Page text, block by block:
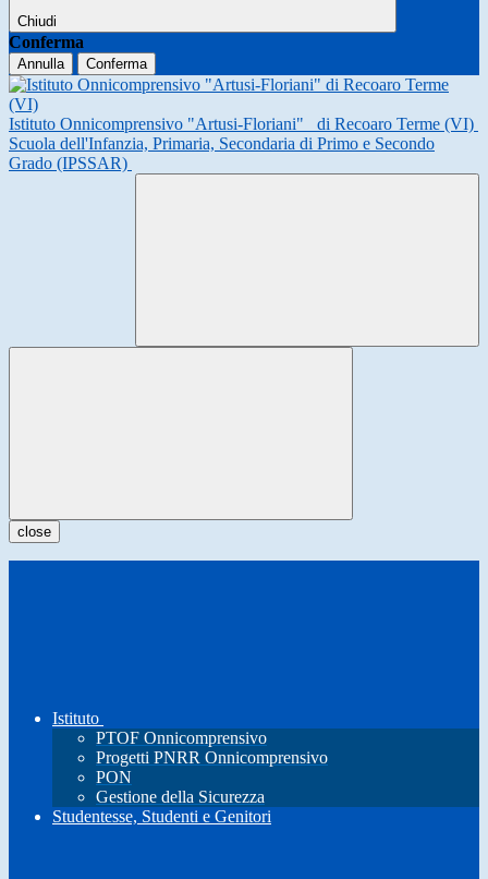
Chiudi
Conferma
Annulla Conferma
Istituto Onnicomprensivo "Artusi-Floriani"
di Recoaro Terme (VI)
Scuola dell'Infanzia, Primaria, Secondaria di Primo e Secondo
Grado (IPSSAR)
close
Istituto
PTOF Onnicomprensivo
Progetti PNRR Onnicomprensivo
PON
Gestione della Sicurezza
Studentesse, Studenti e Genitori